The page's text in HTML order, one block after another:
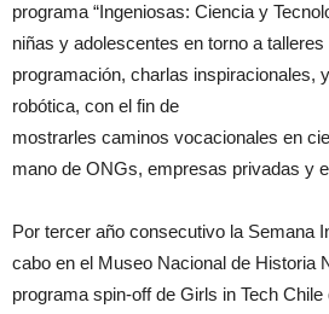
programa “Ingeniosas: Ciencia y
niñas y adolescentes en torno a
programación, charlas inspiracionales,
robótica, con el fin de
mostrarles caminos vocacionales en
mano de ONGs, empresas privadas y
Por tercer año consecutivo la Semana
cabo en el Museo Nacional de Historia
programa spin-off de Girls in Tech